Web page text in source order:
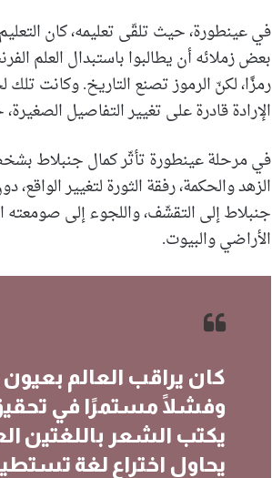
بعض زملائه أن يطالبوا باستبدال العلم
رمزًا، لكنّ الرموز تصنع التاريخ. وكانت
الإرادة قادرة على تغيير التفاصيل
في مرحلة عينطورة تأثّر كمال جنبلاط
الزهد والحكمة، رفقة الثورة لتغيير
جنبلاط إلى التقشّف، واللجوء إلى صومعته
الأراضي والبيوت.
كان يراقب العالم
وفشلًا مستمرًا في
يكتب الشعر باللغتين
يحاول اختراع لغة